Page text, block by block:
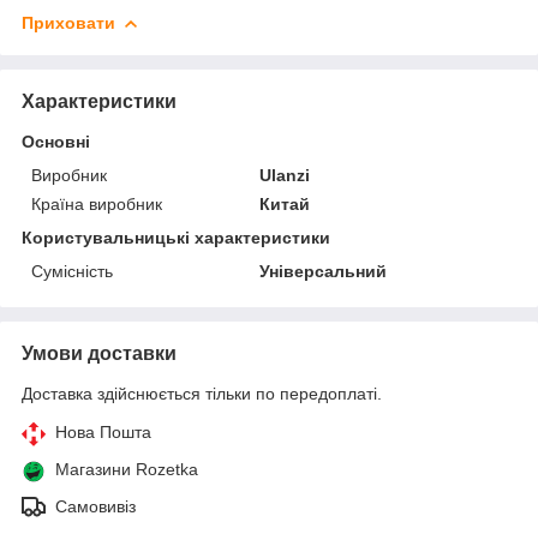
Приховати
Характеристики
Основні
Виробник
Ulanzi
Країна виробник
Китай
Користувальницькі характеристики
Сумісність
Універсальний
Умови доставки
Доставка здійснюється тільки по передоплаті.
Нова Пошта
Магазини Rozetka
Самовивіз